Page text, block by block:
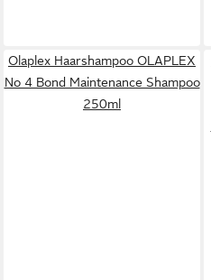
Olaplex Haarshampoo OLAPLEX
No 4 Bond Maintenance Shampoo
250ml